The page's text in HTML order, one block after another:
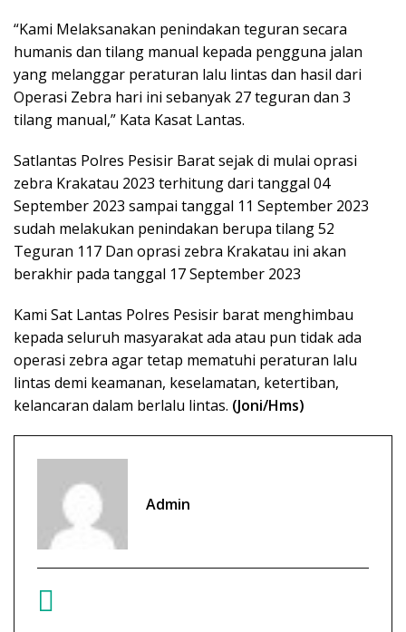
“Kami Melaksanakan penindakan teguran secara
humanis dan tilang manual kepada pengguna jalan
yang melanggar peraturan lalu lintas dan hasil dari
Operasi Zebra hari ini sebanyak 27 teguran dan 3
tilang manual,” Kata Kasat Lantas.
Satlantas Polres Pesisir Barat sejak di mulai oprasi
zebra Krakatau 2023 terhitung dari tanggal 04
September 2023 sampai tanggal 11 September 2023
sudah melakukan penindakan berupa tilang 52
Teguran 117 Dan oprasi zebra Krakatau ini akan
berakhir pada tanggal 17 September 2023
Kami Sat Lantas Polres Pesisir barat menghimbau
kepada seluruh masyarakat ada atau pun tidak ada
operasi zebra agar tetap mematuhi peraturan lalu
lintas demi keamanan, keselamatan, ketertiban,
kelancaran dalam berlalu lintas. (Joni/Hms)
Admin